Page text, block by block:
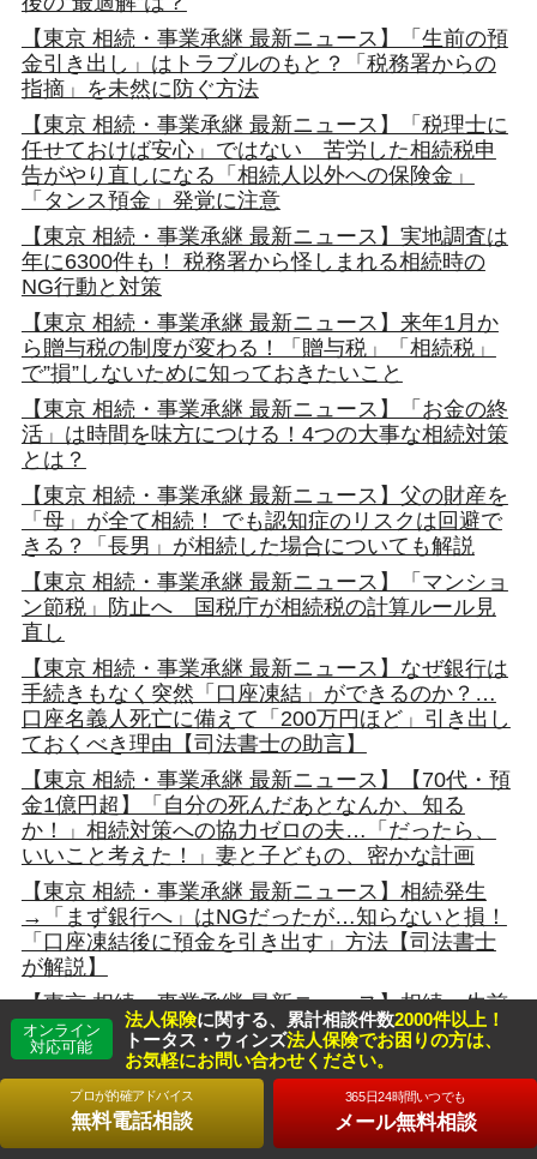
【東京 相続・事業承継 最新ニュース】「生前の預
金引き出し」はトラブルのもと？「税務署からの
指摘」を未然に防ぐ方法
【東京 相続・事業承継 最新ニュース】「税理士に
任せておけば安心」ではない 苦労した相続税申
告がやり直しになる「相続人以外への保険金」
「タンス預金」発覚に注意
【東京 相続・事業承継 最新ニュース】実地調査は
年に6300件も！ 税務署から怪しまれる相続時の
NG行動と対策
【東京 相続・事業承継 最新ニュース】来年1月か
ら贈与税の制度が変わる！「贈与税」「相続税」
で”損”しないために知っておきたいこと
【東京 相続・事業承継 最新ニュース】「お金の終
活」は時間を味方につける！4つの大事な相続対策
とは？
【東京 相続・事業承継 最新ニュース】父の財産を
「母」が全て相続！ でも認知症のリスクは回避で
きる？「長男」が相続した場合についても解説
【東京 相続・事業承継 最新ニュース】「マンショ
ン節税」防止へ 国税庁が相続税の計算ルール見
直し
【東京 相続・事業承継 最新ニュース】なぜ銀行は
手続きもなく突然「口座凍結」ができるのか？…
口座名義人死亡に備えて「200万円ほど」引き出し
ておくべき理由【司法書士の助言】
【東京 相続・事業承継 最新ニュース】【70代・預
金1億円超】「自分の死んだあとなんか、知る
か！」相続対策への協力ゼロの夫…「だったら、
いいこと考えた！」妻と子どもの、密かな計画
【東京 相続・事業承継 最新ニュース】相続発生
→「まず銀行へ」はNGだったが…知らないと損！
「口座凍結後に預金を引き出す」方法【司法書士
が解説】
【東京 相続・事業承継 最新ニュース】相続・生前
贈与の切り札！「生命保険」活用の意外と知られ
ていないメリットとは？
【東京 相続・事業承継 最新ニュース】資産3億円
の富裕層が「年間110万円」を子2人に贈与…10年
続けた場合の「驚きの節税額」【税理士が解説】
オンライン
対応可能
法人保険に関する、累計相談件数2000件以上！
トータス・ウィンズ法人保険でお困りの方は、
お気軽にお問い合わせください。
プロが的確アドバイス
無料電話相談
365日24時間いつでも
メール無料相談